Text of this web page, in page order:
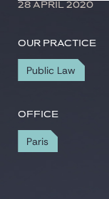
28 APRIL 2020
Our practice
Public Law
Office
Paris